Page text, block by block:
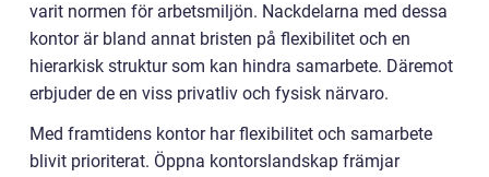
varit normen för arbetsmiljön. Nackdelarna med dessa
kontor är bland annat bristen på flexibilitet och en
hierarkisk struktur som kan hindra samarbete. Däremot
erbjuder de en viss privatliv och fysisk närvaro.
Med framtidens kontor har flexibilitet och samarbete
blivit prioriterat. Öppna kontorslandskap främjar